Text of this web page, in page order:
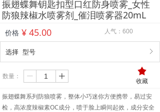
振翅蝶舞钥匙扣型口红防身喷雾_女性
防狼辣椒水喷雾剂_催泪喷雾器20mL
人气： 600
ꁕ
选择 型号
数量： ꄷ ꄸ 끄
收藏
¥ 45.00
价格
振翅蝶舞系列防狼喷雾，整体小巧迷你方便携带，易过安
检，高浓度辣椒素OC成分，喷于脸上瞬间起效，成分安全